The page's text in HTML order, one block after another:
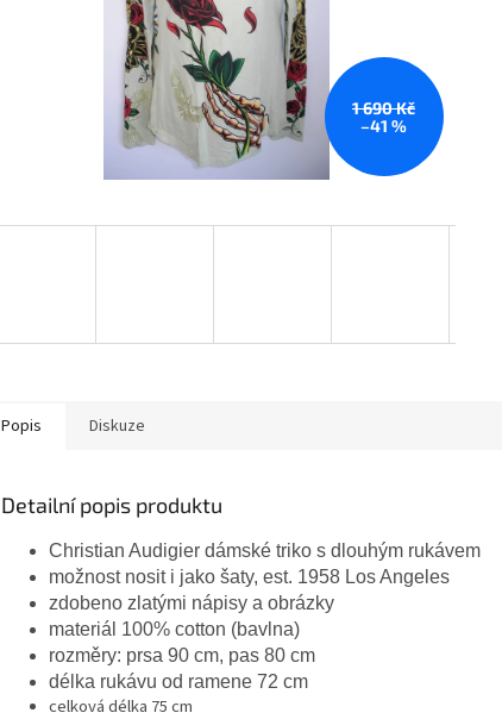
1 690 Kč
–41 %
Popis Diskuze
Detailní popis produktu
Christian Audigier dámské triko s dlouhým rukávem
možnost nosit i jako šaty, est. 1958 Los Angeles
zdobeno zlatými nápisy a obrázky
materiál 100% cotton (bavlna)
rozměry: prsa 90 cm, pas 80 cm
délka rukávu od ramene 72 cm
celková délka 75 cm